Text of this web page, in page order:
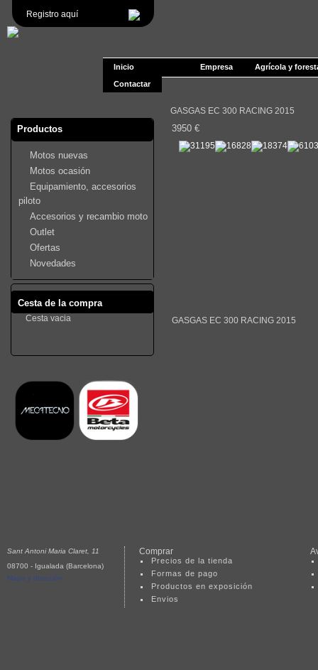
Registro aquí
Inicio Empresa
Agrícola y
Contactar
Productos
Motos nuevas
Motos ocasión
Equipamiento, accesorios
piloto
Accesorios y recambio moto
Outlet
Ofertas
Novedades
Cesta de la compra
Cesta vacia
GASGAS EC 300 RACING 2015
3950 €
GASGAS EC 300 RACING 2015
Sant Antoni Maria Claret, 11
08700 - Igualada (Barcelona)
Mapa y dirección
Comprar
Precios de la tienda
Formas de pago
Productos en exposición
Envios